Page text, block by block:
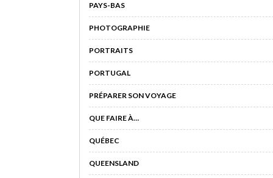
PAYS-BAS
PHOTOGRAPHIE
PORTRAITS
PORTUGAL
PRÉPARER SON VOYAGE
QUE FAIRE À…
QUÉBEC
QUEENSLAND